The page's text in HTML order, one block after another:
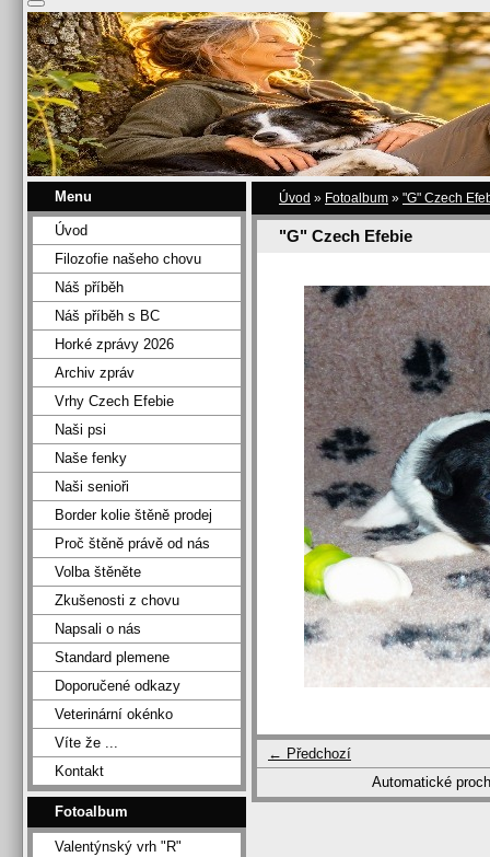
Úvod » Fotoalbum » "G" Czech
"G" Czech Efebie
← Předchozí
Automatické
Menu
Úvod
Filozofie našeho chovu
Náš příběh
Náš příběh s BC
Horké zprávy 2026
Archiv zpráv
Vrhy Czech Efebie
Naši psi
Naše fenky
Naši senioři
Border kolie štěně prodej
Proč štěně právě od nás
Volba štěněte
Zkušenosti z chovu
Napsali o nás
Standard plemene
Doporučené odkazy
Veterinární okénko
Víte že ...
Kontakt
Fotoalbum
Valentýnský vrh "R"